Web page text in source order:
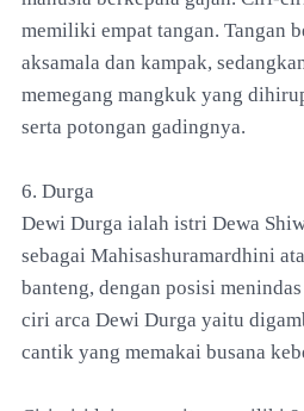
memiliki empat tangan. Tangan
aksamala dan kampak,
memegang mangkuk yang
serta potongan gadingnya.
6. Durga
Dewi Durga ialah istri Dewa
sebagai Mahisashuramardhini
banteng, dengan posisi
ciri arca Dewi Durga yaitu
cantik yang memakai busana